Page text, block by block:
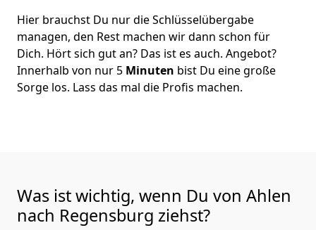
Hier brauchst Du nur die Schlüsselübergabe
managen, den Rest machen wir dann schon für
Dich. Hört sich gut an? Das ist es auch. Angebot?
Innerhalb von nur 5 Minuten bist Du eine große
Sorge los. Lass das mal die Profis machen.
Was ist wichtig, wenn Du von Ahlen
nach Regensburg ziehst?